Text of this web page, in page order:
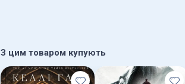
З цим товаром купують